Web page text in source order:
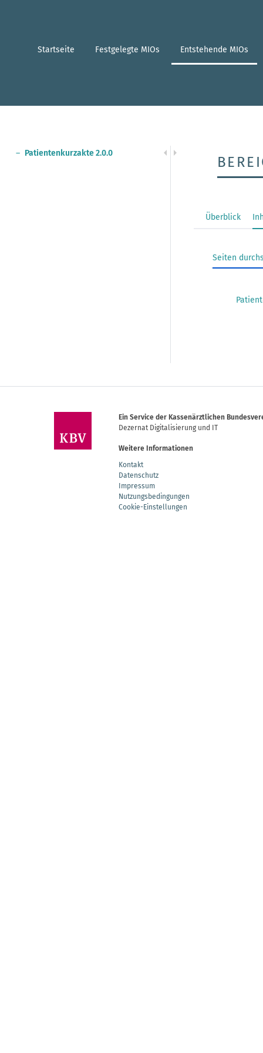
assistive.skiplink.to.breadcrumbs
Startseite Festgelegte MIOs Entstehende MIOs
Patientenkurzakte 2.0.0
Überblick
Seiten
Ein Service der Kassenärztlichen
Dezernat Digitalisierung und IT
Weitere Informationen
Kontakt
Datenschutz
Impressum
Nutzungsbedingungen
Cookie-Einstellungen